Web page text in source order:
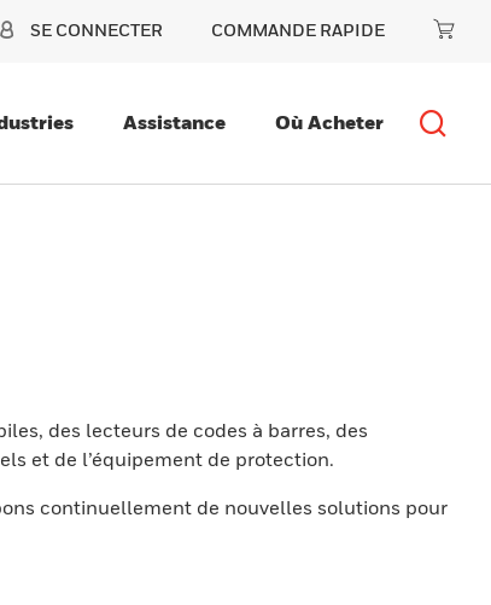
SE CONNECTER COMMANDE RAPIDE
Assistance Où Acheter
des lecteurs de codes à barres, des
et de l’équipement de protection.
continuellement de nouvelles solutions pour